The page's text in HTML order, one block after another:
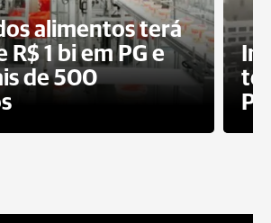
alimentos terá
R$ 1 bi em PG e
de 500